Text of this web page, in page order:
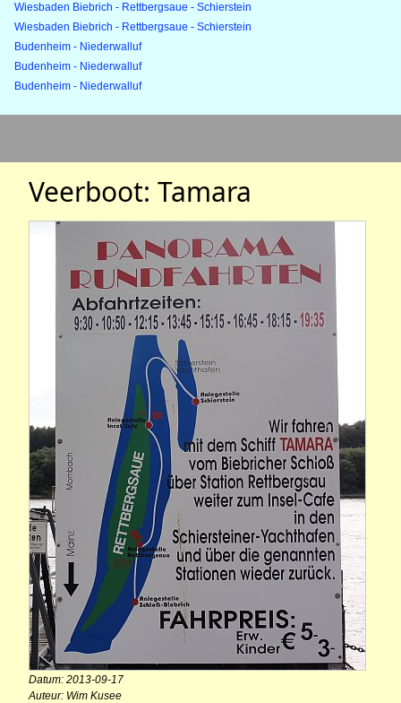
Wiesbaden Biebrich - Rettbergsaue - Schierstein
Wiesbaden Biebrich - Rettbergsaue - Schierstein
Budenheim - Niederwalluf
Budenheim - Niederwalluf
Budenheim - Niederwalluf
Veerboot: Tamara
Datum: 2013-09-17
Auteur: Wim Kusee